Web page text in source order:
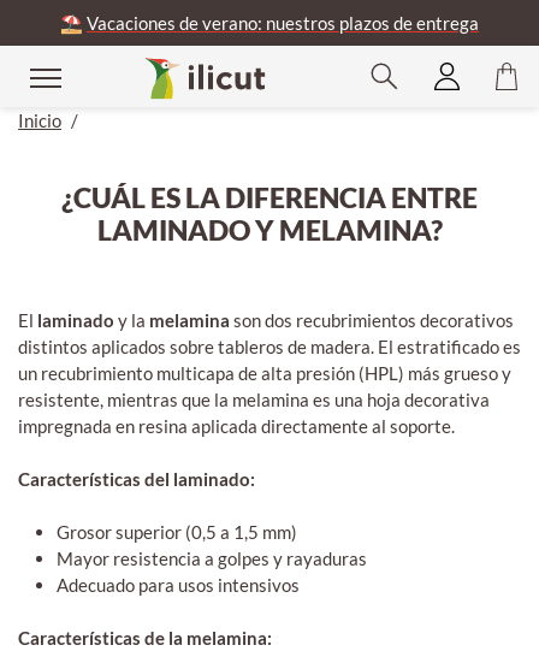
⛱️ Vacaciones de verano: nuestros plazos de entrega
Inicio /
¿CUÁL ES LA DIFERENCIA ENTRE
LAMINADO Y MELAMINA?
El laminado y la melamina son dos recubrimientos decorativos
distintos aplicados sobre tableros de madera. El estratificado es
un recubrimiento multicapa de alta presión (HPL) más grueso y
resistente, mientras que la melamina es una hoja decorativa
impregnada en resina aplicada directamente al soporte.
Características del laminado:
Grosor superior (0,5 a 1,5 mm)
Mayor resistencia a golpes y rayaduras
Adecuado para usos intensivos
Características de la melamina: